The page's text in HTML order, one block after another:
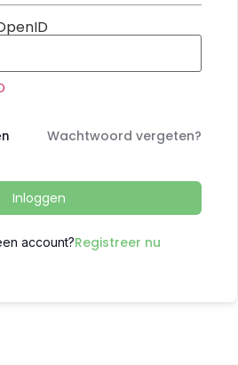
Wachtwoord vergeten?
Inloggen
account?Registreer nu